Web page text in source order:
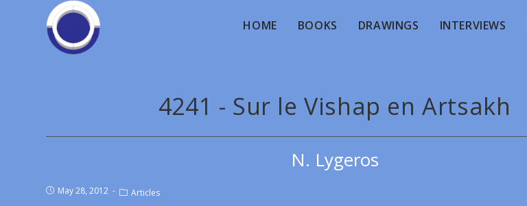
HOME BOOKS DRAWINGS INTERVIEWS
4241 - Sur le Vishap en Artsakh
N. Lygeros
May 28, 2012 Articles